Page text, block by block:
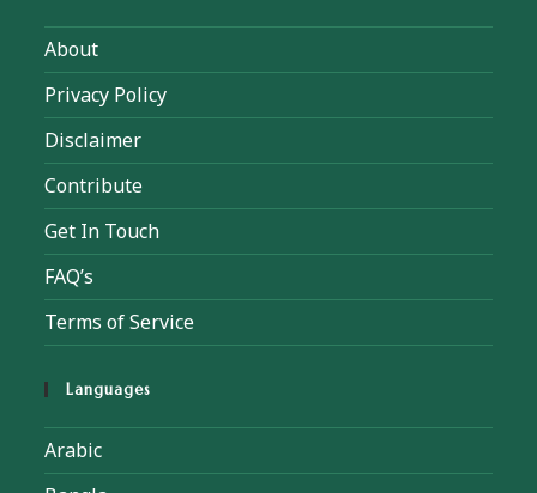
About
Privacy Policy
Disclaimer
Contribute
Get In Touch
FAQ’s
Terms of Service
Languages
Arabic